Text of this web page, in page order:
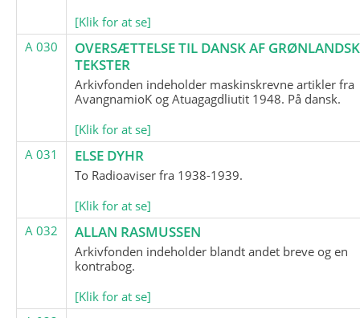
[Klik for at se]
A 030
OVERSÆTTELSE TIL DANSK AF
TEKSTER
Arkivfonden indeholder maskinskrevne artikler fra
AvangnamioK og Atuagagdliutit 1948. På dansk.
[Klik for at se]
A 031
ELSE DYHR
To Radioaviser fra 1938-1939.
[Klik for at se]
A 032
ALLAN RASMUSSEN
Arkivfonden indeholder blandt andet breve og en
kontrabog.
[Klik for at se]